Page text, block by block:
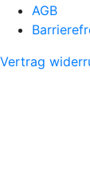
AGB
Vertrag